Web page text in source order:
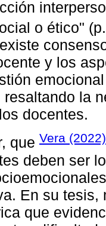
o ético"
y los
la
docentes.
que Vera (2022)
deben ser
En su
que